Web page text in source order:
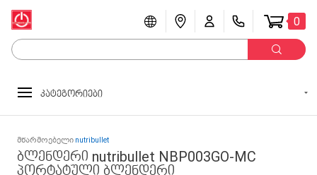
0
კატეგორიები
მწარმოებელი nutribullet
ბლენდერი nutribullet NBP003GO-MC
პორტატული ბლენდერი